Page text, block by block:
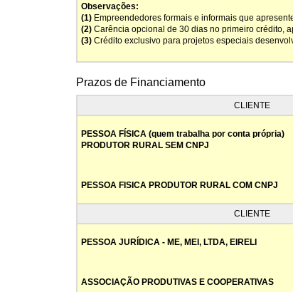
Observações:
(1) Empreendedores formais e informais que
(2) Carência opcional de 30 dias no primeiro crédito,
(3) Crédito exclusivo para projetos especiais
Prazos de Financiamento
CLIENTE
PESSOA FÍSICA (quem trabalha por conta própria)
PRODUTOR RURAL SEM CNPJ
PESSOA FISICA PRODUTOR RURAL COM CNPJ
CLIENTE
PESSOA JURÍDICA - ME, MEI, LTDA, EIRELI
ASSOCIAÇÃO PRODUTIVAS E COOPERATIVAS